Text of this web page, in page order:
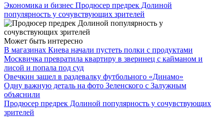
Экономика и бизнес Продюсер предрек Долиной
популярность у сочувствующих зрителей
Может быть интересно
В магазинах Киева начали пустеть полки с продуктами
Москвичка превратила квартиру в зверинец с кайманом и
лисой и попала под суд
Овечкин зашел в раздевалку футбольного «Динамо»
Одну важную деталь на фото Зеленского с Залужным
объяснили
Продюсер предрек Долиной популярность у сочувствующих
зрителей